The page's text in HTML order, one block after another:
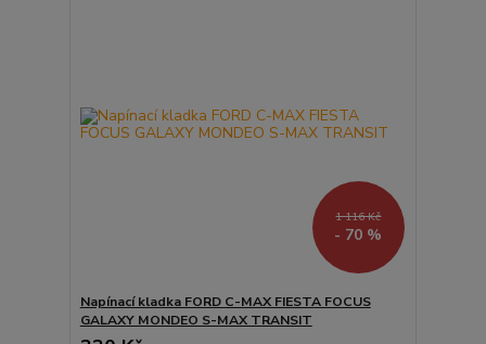
1 116 Kč
- 70 %
Napínací kladka FORD C-MAX FIESTA FOCUS
GALAXY MONDEO S-MAX TRANSIT